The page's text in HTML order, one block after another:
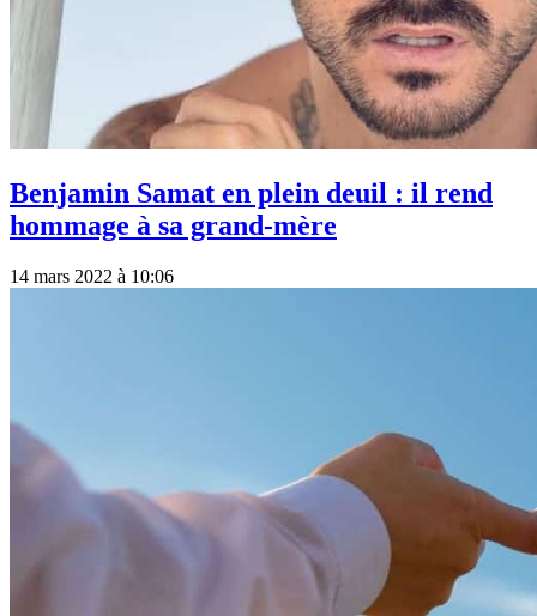
Benjamin Samat en plein deuil : il rend
hommage à sa grand-mère
14 mars 2022 à 10:06